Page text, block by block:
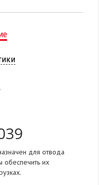
для отвода
обеспечить их